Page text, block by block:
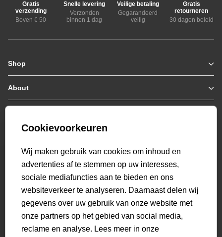
Gratis
verzending
Boven € 50
Snelle levering
Verzonden
binnen 1 dag
Veilige betaling
Gegarandeerd
veilig
Gratis
retourneren
30 dagen beleid
Shop
Zomerjassen
Jassen / Coats
Colberts
Hoodies
Polo's
T-shirts
Overshirts
Overhemden
Sweatpants
Broeken
Short sweatpants
About
Who we are
Genti X PSV
Bestellen & Betalen
Retourneren
Veelgestelde vragen
Mijn Account
beoordelingen
Cookievoorkeuren
Wij maken gebruik van cookies om inhoud en
advertenties af te stemmen op uw interesses,
sociale mediafuncties aan te bieden en ons
websiteverkeer te analyseren. Daarnaast delen wij
gegevens over uw gebruik van onze website met
onze partners op het gebied van social media,
reclame en analyse. Lees meer in onze